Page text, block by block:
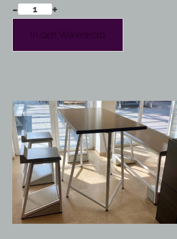
-
Beton
Menge
+
In den Warenkorb